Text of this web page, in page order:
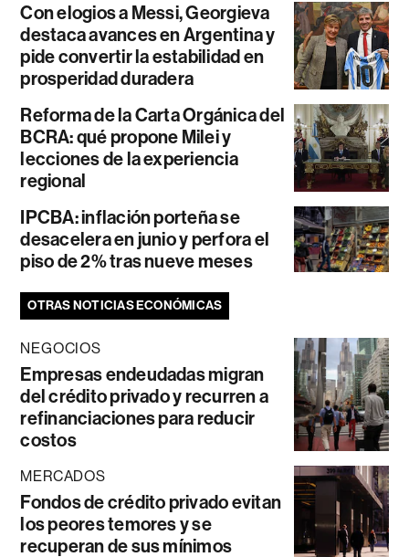
Con elogios a Messi, Georgieva
destaca avances en Argentina y
pide convertir la estabilidad en
prosperidad duradera
Reforma de la Carta Orgánica del
BCRA: qué propone Milei y
lecciones de la experiencia
regional
IPCBA: inflación porteña se
desacelera en junio y perfora el
piso de 2% tras nueve meses
OTRAS NOTICIAS ECONÓMICAS
NEGOCIOS
Empresas endeudadas migran
del crédito privado y recurren a
refinanciaciones para reducir
costos
MERCADOS
Fondos de crédito privado evitan
los peores temores y se
recuperan de sus mínimos